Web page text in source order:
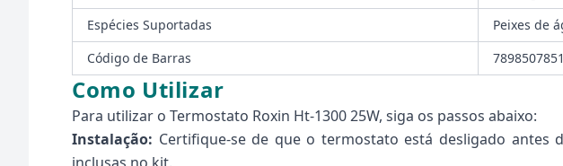
Espécies Suportadas
Peixes de
Código de Barras
Como Utilizar
Para utilizar o Termostato Roxin Ht-1300 25W, siga os passos abaixo:
Instalação: Certifique-se de que o termostato está desligado antes